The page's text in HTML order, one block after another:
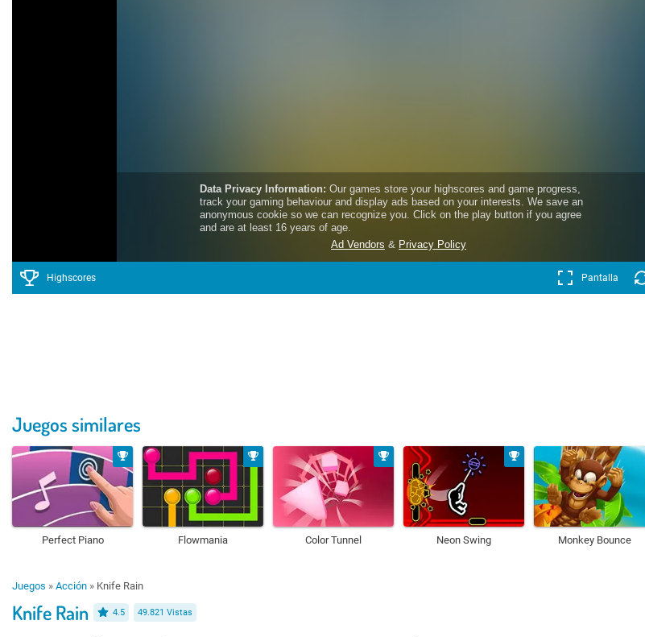
Highscores Pantalla
Juegos similares
Perfect Piano Flowmania Color Tunnel Neon Swing Monkey Bounce
Juegos » Acción » Knife Rain
Knife Rain 4.5 49.821 Vistas